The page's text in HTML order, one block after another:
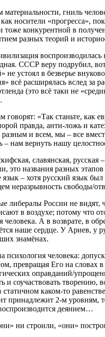
материальности, гниль
носители «прогресса»,
тоже конкурентной в
разных теорий и
СССР веру подрубил,
не устоял в безверье
всё расширялась вслед за
(это всё таки не
говорят: «Так станьте, как
правда, анти-ложь и
разным и всем, мы – все
– нам вернуть нашу
славянская, русская
это названия разных
язык – хотя русский язык
неразрывность свободы/
либералы России не видят,
в воздухе; потому что
человека. А в возврате, в
наше сердце. У Ариев, у
знамёнах.
психология человека:
превращая Его на словах
оправданий/
и соучаствовать
статичном каком-то
принадлежит 2-м уровням,
деянием…
ни строили, «они»